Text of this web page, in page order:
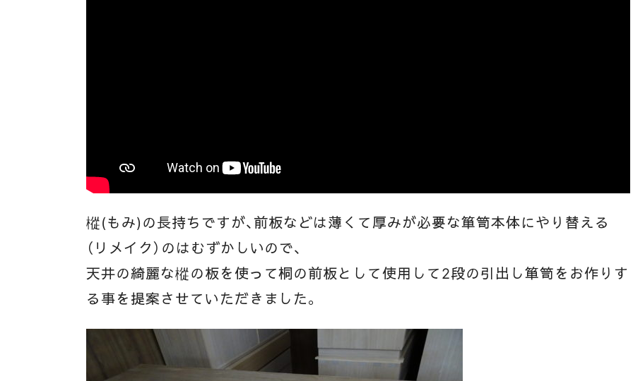
樅(もみ)の長持ちですが、前板などは薄くて厚みが必要な箪笥本体にやり替える
（リメイク）のはむずかしいので、
天井の綺麗な樅の板を使って桐の前板として使用して2段の引出し箪笥をお作りす
る事を提案させていただきました。